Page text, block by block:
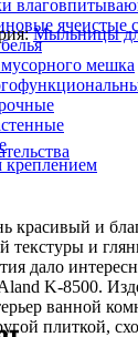
ячеистые
мешка
Мыльницы
красивый и
текстуры и
дало
K-8500.
ванной
плиткой,